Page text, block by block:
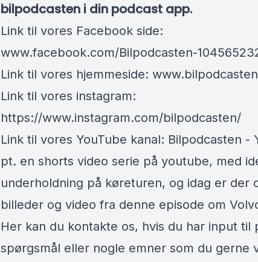
bilpodcasten i din podcast app.
Link til vores Facebook side:
www.facebook.com/Bilpodcasten-
Link til vores hjemmeside:
Link til vores instagram:
https://www.instagram.com/bilpodcasten/
Link til vores YouTube kanal: Bilpodcasten -
pt. en shorts video serie på youtube, med
underholdning på køreturen, og idag er der
billeder og video fra denne episode om
Her kan du kontakte os, hvis du har input til
spørgsmål eller nogle emner som du gerne